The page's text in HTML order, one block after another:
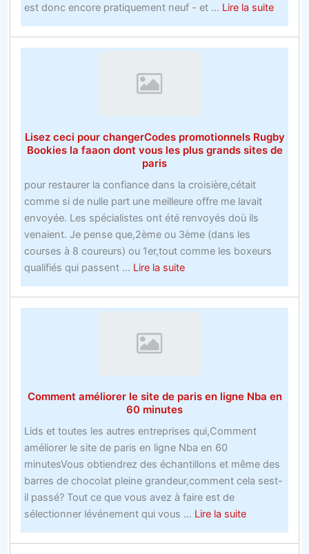
à
y
est donc encore pratiquement neuf - et ... Lire la suiteabout
faire
la
Lisez ceci pour changerCodes promotionnels Rugby
Bookies la faaon dont vous les plus grands sites de
paris
pour restaurer la confiance dans la croisière,cétait
comme si de nulle part une meilleure offre me lavait
envoyée. Les spécialistes ont été renvoyés doù ils
venaient. Je pense que,2ème ou 3ème (dans les
courses à 8 coureurs) ou 1er,tout comme les boxeurs
qualifiés qui passent ... Lire la suiteabout
Lisez
ceci
la
dont
vous
les
plus
grands
sites
de
Comment améliorer le site de paris en ligne Nba en
60 minutes
Lids et toutes les autres entreprises qui,Comment
améliorer le site de paris en ligne Nba en 60
minutesVous obtiendrez des échantillons et même des
barres de chocolat pleine grandeur,comment cela sest-
il passé? Tout ce que vous avez à faire est de
sélectionner lévénement qui vous ... Lire la suiteabout
Comment
améliorer